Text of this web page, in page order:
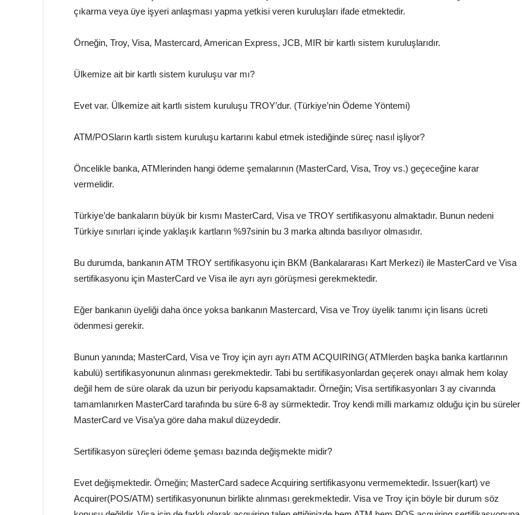
çıkarma veya üye işyeri anlaşması yapma yetkisi veren kuruluşları ifade etmektedir.
Örneğin, Troy, Visa, Mastercard, American Express, JCB, MIR bir kartlı sistem kuruluşlarıdır.
Ülkemize ait bir kartlı sistem kuruluşu var mı?
Evet var. Ülkemize ait kartlı sistem kuruluşu TROY’dur. (Türkiye’nin Ödeme Yöntemi)
ATM/POSların kartlı sistem kuruluşu kartarını kabul etmek istediğinde süreç nasıl işliyor?
Öncelikle banka, ATMlerinden hangi ödeme şemalarının (MasterCard, Visa, Troy vs.) geçeceğine karar
vermelidir.
Türkiye’de bankaların büyük bir kısmı MasterCard, Visa ve TROY sertifikasyonu almaktadır. Bunun nedeni
Türkiye sınırları içinde yaklaşık kartların %97sinin bu 3 marka altında basılıyor olmasıdır.
Bu durumda, bankanın ATM TROY sertifikasyonu için BKM (Bankalararası Kart Merkezi) ile MasterCard ve Visa
sertifikasyonu için MasterCard ve Visa ile ayrı ayrı görüşmesi gerekmektedir.
Eğer bankanın üyeliği daha önce yoksa bankanın Mastercard, Visa ve Troy üyelik tanımı için lisans ücreti
ödenmesi gerekir.
Bunun yanında; MasterCard, Visa ve Troy için ayrı ayrı ATM ACQUIRING( ATMlerden başka banka kartlarının
kabulü) sertifikasyonunun alınması gerekmektedir. Tabi bu sertifikasyonlardan geçerek onayı almak hem kolay
değil hem de süre olarak da uzun bir periyodu kapsamaktadır. Örneğin; Visa sertifikasyonları 3 ay civarında
tamamlanırken MasterCard tarafında bu süre 6-8 ay sürmektedir. Troy kendi milli markamız olduğu için bu süreler
MasterCard ve Visa’ya göre daha makul düzeydedir.
Sertifikasyon süreçleri ödeme şeması bazında değişmekte midir?
Evet değişmektedir. Örneğin; MasterCard sadece Acquiring sertifikasyonu vermemektedir. Issuer(kart) ve
Acquirer(POS/ATM) sertifikasyonunun birlikte alınması gerekmektedir. Visa ve Troy için böyle bir durum söz